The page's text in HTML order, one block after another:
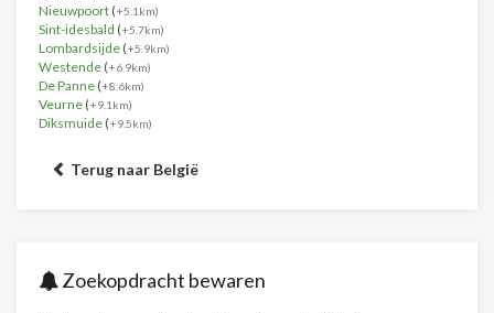
Nieuwpoort (+5.1km)
Sint-idesbald (+5.7km)
Lombardsijde (+5.9km)
Westende (+6.9km)
De Panne (+8.6km)
Veurne (+9.1km)
Diksmuide (+9.5km)
Terug naar België
Zoekopdracht bewaren